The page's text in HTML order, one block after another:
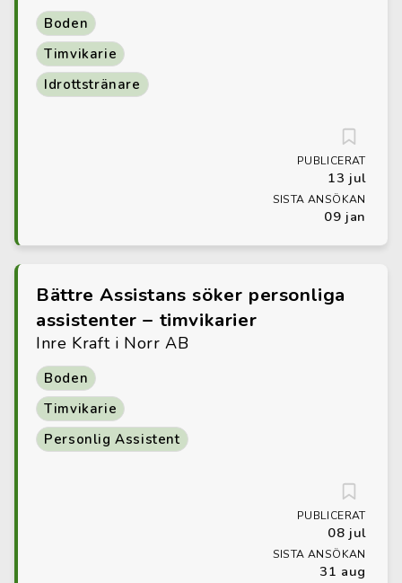
Boden
Timvikarie
Idrottstränare
PUBLICERAT
13 jul
SISTA ANSÖKAN
09 jan
Bättre Assistans söker personliga
assistenter – timvikarier
Inre Kraft i Norr AB
Boden
Timvikarie
Personlig Assistent
PUBLICERAT
08 jul
SISTA ANSÖKAN
31 aug